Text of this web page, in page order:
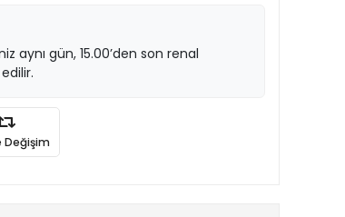
aynı gün, 15.00’den son renal
Değişim